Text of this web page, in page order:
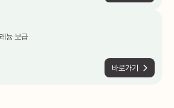
늄 보급
바로가기